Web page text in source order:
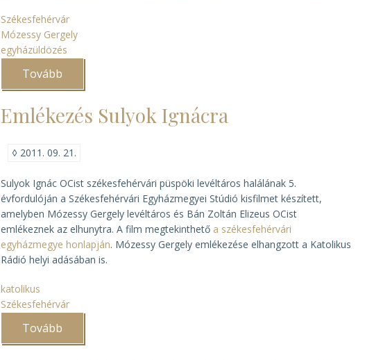
Székesfehérvár
Mózessy Gergely
egyházüldözés
Tovább
kívül”
Emlékezés Sulyok Ignácra
◊ 2011. 09. 21.
Sulyok Ignác OCist székesfehérvári püspöki levéltáros halálának 5.
évfordulóján a Székesfehérvári Egyházmegyei Stúdió kisfilmet készített,
amelyben Mózessy Gergely levéltáros és Bán Zoltán Elizeus OCist
emlékeznek az elhunytra. A film megtekinthető a székesfehérvári
egyházmegye honlapján. Mózessy Gergely emlékezése elhangzott a Katolikus
Rádió helyi adásában is.
katolikus
Székesfehérvár
Tovább
Ignácra)